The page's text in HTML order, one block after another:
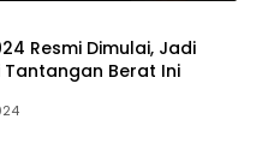
Resmi Dimulai, Jadi
Berat Ini